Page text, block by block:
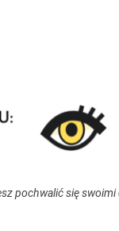
pochwalić się swoimi